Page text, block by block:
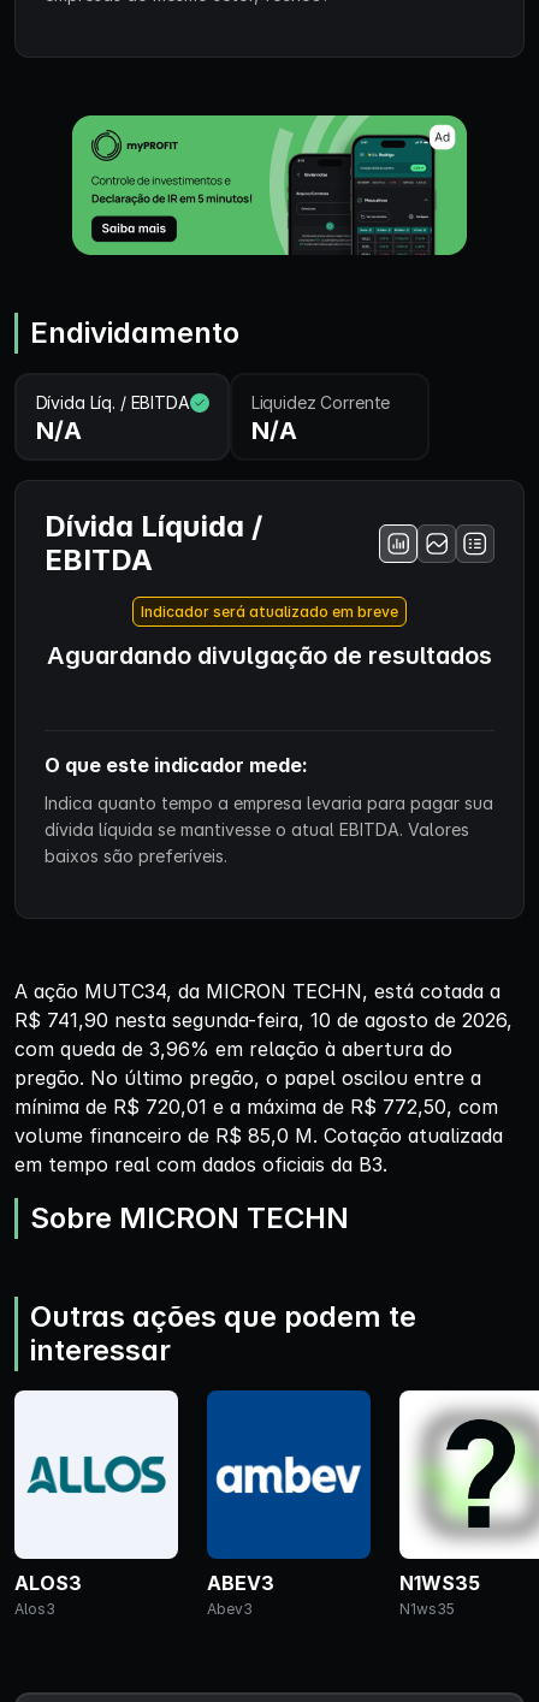
Endividamento
Dívida Líq. / EBITDA
N/A
Liquidez Corrente
N/A
Dívida Líquida /
EBITDA
Indicador será atualizado em breve
Aguardando divulgação de resultados
O que este indicador mede:
Indica quanto tempo a empresa levaria para pagar sua
dívida líquida se mantivesse o atual EBITDA. Valores
baixos são preferíveis.
A ação MUTC34, da MICRON TECHN, está cotada a
R$ 741,90 nesta segunda-feira, 10 de agosto de 2026,
com queda de 3,96% em relação à abertura do
pregão. No último pregão, o papel oscilou entre a
mínima de R$ 720,01 e a máxima de R$ 772,50, com
volume financeiro de R$ 85,0 M. Cotação atualizada
em tempo real com dados oficiais da B3.
Sobre MICRON TECHN
Outras ações que podem te
interessar
ALOS3
Alos3
ABEV3
Abev3
N1WS35
N1ws35